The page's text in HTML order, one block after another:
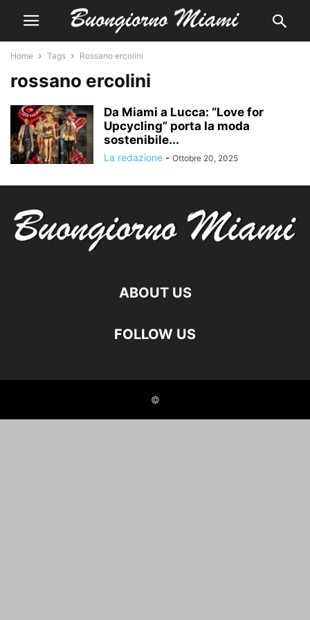
Home Tags Rossano ercolini
rossano ercolini
Da Miami a Lucca: “Love for
Upcycling” porta la moda
sostenibile...
La redazione - Ottobre 20, 2025
ABOUT US
FOLLOW US
©